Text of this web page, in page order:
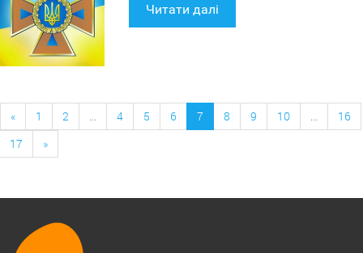
Читати далі
« 1 2 ... 4 5 6 7 8 9 10 ...
16
17
»